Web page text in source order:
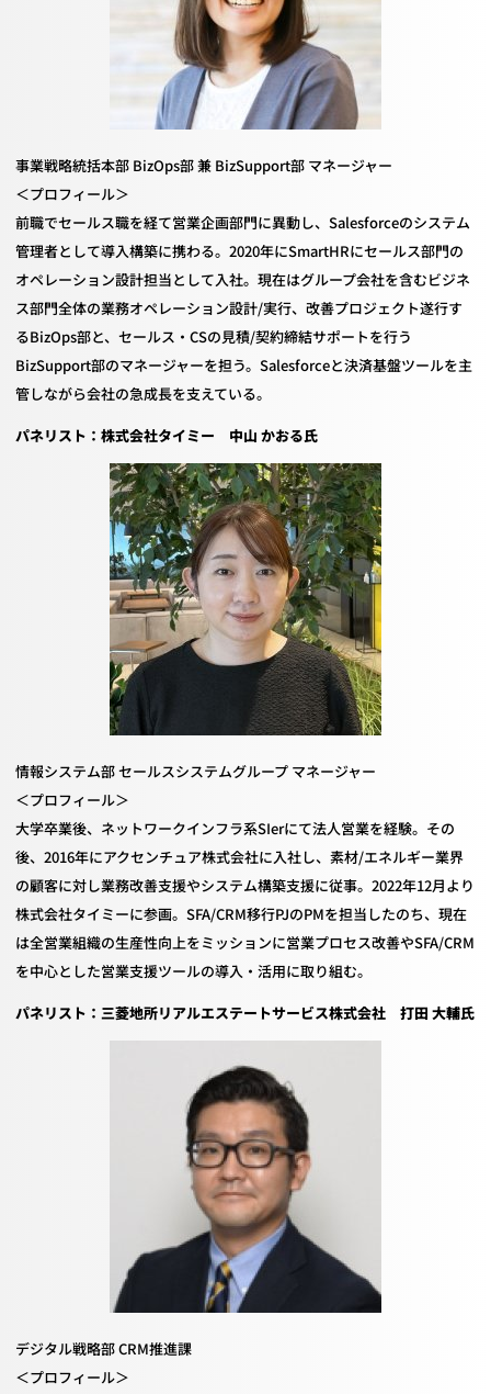
事業戦略統括本部 BizOps部 兼 BizSupport部 マネージャー
＜プロフィール＞
前職でセールス職を経て営業企画部門に異動し、 Salesforceのシステム
管理者として導入構築に携わる。 2020年にSmartHRにセールス部門の
オペレーション設計担当として入社。現在はグループ会社を含むビジネ
ス部門全体の業務オペレーション設計/実行、改善プロジェクト遂行す
るBizOps部と、セールス・ CSの見積/契約締結サポートを行う
BizSupport部のマネージャーを担う。 Salesforceと決済基盤ツールを主
管しながら会社の急成長を支えている。
パネリスト：株式会社タイミー 中山 かおる氏
情報システム部 セールスシステムグループ マネージャー
＜プロフィール＞
大学卒業後、ネットワークインフラ系SIerにて法人営業を経験。その
後、 2016年にアクセンチュア株式会社に入社し、素材/エネルギー業界
の顧客に対し業務改善支援やシステム構築支援に従事。 2022年12月より
株式会社タイミーに参画。 SFA/CRM移行PJのPMを担当したのち、現在
は全営業組織の生産性向上をミッションに営業プロセス改善やSFA/CRM
を中心とした営業支援ツールの導入・活用に取り組む。
パネリスト：三菱地所リアルエステートサービス株式会社 打田 大輔氏
デジタル戦略部 CRM推進課
＜プロフィール＞